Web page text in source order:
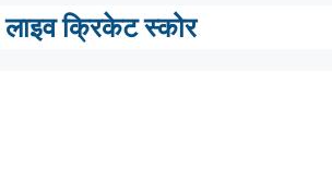
लाइव क्रिकेट स्कोर